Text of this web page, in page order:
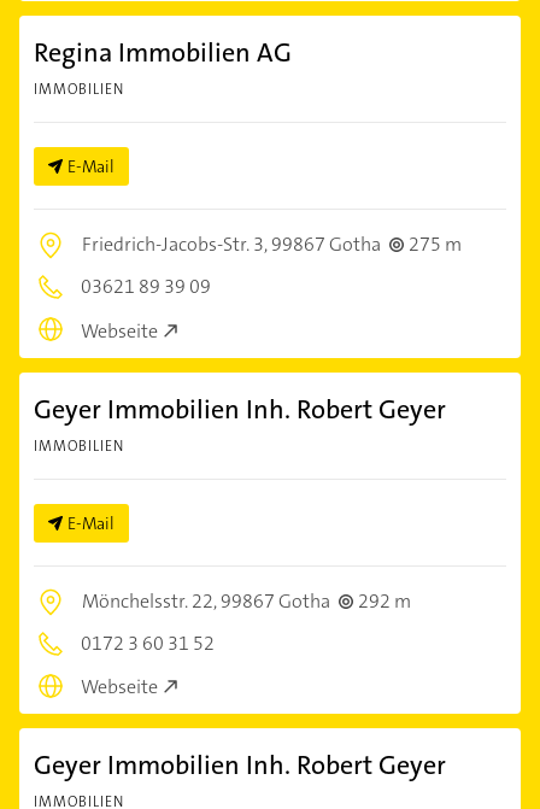
Regina Immobilien AG
IMMOBILIEN
E-Mail
Friedrich-Jacobs-Str. 3,99867 Gotha
275 m
03621 89 39 09
Webseite
Geyer Immobilien Inh. Robert Geyer
IMMOBILIEN
E-Mail
Mönchelsstr. 22,99867 Gotha
292 m
0172 3 60 31 52
Webseite
Geyer Immobilien Inh. Robert Geyer
IMMOBILIEN